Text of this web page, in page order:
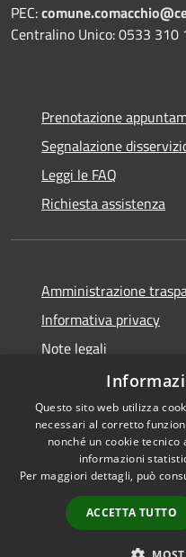
PEC:
Centralino Unico: 0533 310
Prenotazione
Segnalazione
Leggi le FAQ
Richiesta assistenza
Amministrazione
Informativa privacy
Note legali
Dichiarazione di
RSS
Accessibilità
Questo sito web utilizza
necessari al corretto
nonché un cookie
informazioni
Per maggiori dettagli, può
ACCETTA TUTTO